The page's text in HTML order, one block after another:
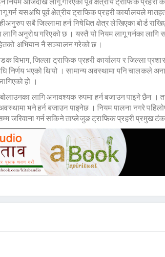
गर्न यसअघि पूर्व क्षेत्रीय ट्राफिक प्रहरी कार्यालयले
सबै जिल्लामा हर्न निषेधित क्षेत्र लेखिएका बोर्ड
लागि अनुरोध गरिएको छ । यस्तै यो नियम लागू गर्नका
अभियान नै सञ्चालन गरेको छ ।
विभाग, जिल्ला ट्राफिक प्रहरी कार्यालय र जिल्ला
निर्णय भएको थियो । सामान्य अवस्थामा पनि चालकले
हो ।
लागि अनावश्यक रुपमा हर्न बजाउन पाइने छैन ।
भने हर्न बजाउन पाइनेछ । नियम पालना नगरे
जरिवाना गर्न सकिने ताप्लेजुङ ट्राफिक प्रहरी प्रमुख